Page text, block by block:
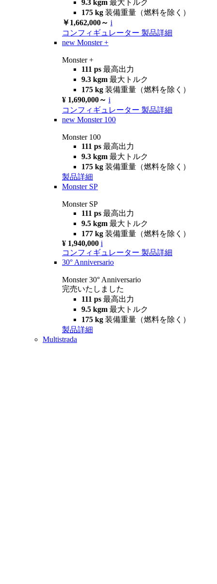
9.3 kgm 最大トルク
175 kg 装備重量（燃料を除く）
￥1,662,000～ i
コンフィギュレーター 製品詳細
new Monster +
Monster +
111 ps 最高出力
9.3 kgm 最大トルク
175 kg 装備重量（燃料を除く）
¥ 1,690,000～ i
コンフィギュレーター 製品詳細
new Monster 100
Monster 100
111 ps 最高出力
9.3 kgm 最大トルク
175 kg 装備重量（燃料を除く）
製品詳細
Monster SP
Monster SP
111 ps 最高出力
9.5 kgm 最大トルク
177 kg 装備重量（燃料を除く）
¥ 1,940,000 i
コンフィギュレーター 製品詳細
30° Anniversario
Monster 30° Anniversario
完売いたしました
111 ps 最高出力
9.5 kgm 最大トルク
175 kg 装備重量（燃料を除く）
製品詳細
Multistrada